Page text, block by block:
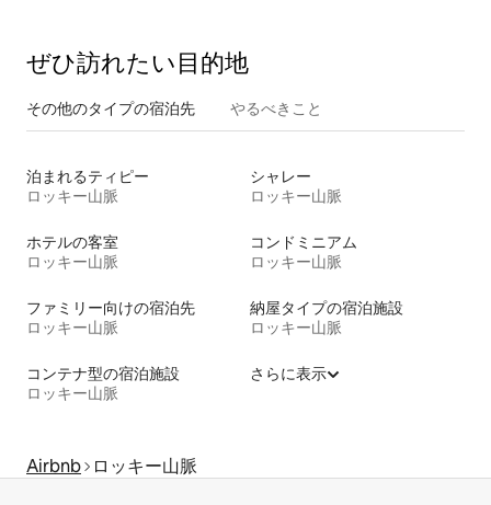
ぜひ訪⁠れ⁠た⁠い目⁠的⁠地
その他のタ⁠イ⁠プ⁠の宿⁠泊⁠先 やるべきこと
泊まれるティピー
ロッキー山脈
シャレー
ロッキー山脈
ホテルの客室
ロッキー山脈
コンドミニアム
ロッキー山脈
ファミリー向けの宿泊先
ロッキー山脈
納屋タイプの宿泊施設
ロッキー山脈
コンテナ型の宿泊施設
ロッキー山脈
さらに表示
Airbnb ロッキー山脈